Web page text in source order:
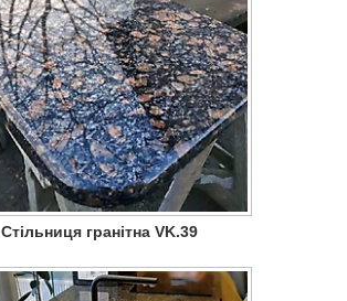
Стільниця гранітна VK.39